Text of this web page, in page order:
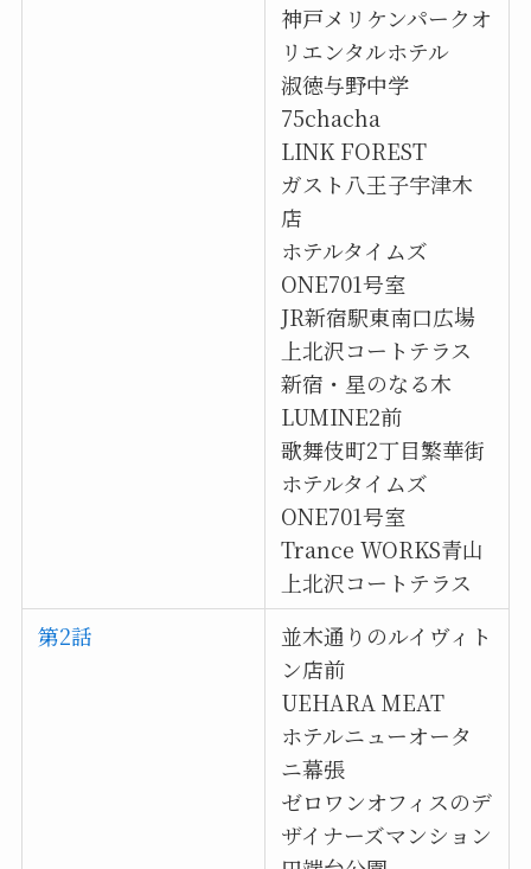
神戸メリケンパークオ
リエンタルホテル
淑徳与野中学
75chacha
LINK FOREST
ガスト八王子宇津木
店
ホテルタイムズ
ONE701号室
JR新宿駅東南口広場
上北沢コートテラス
新宿・星のなる木
LUMINE2前
歌舞伎町2丁目繁華街
ホテルタイムズ
ONE701号室
Trance WORKS青山
上北沢コートテラス
第2話
並木通りのルイヴィト
ン店前
UEHARA MEAT
ホテルニューオータ
ニ幕張
ゼロワンオフィスのデ
ザイナーズマンション